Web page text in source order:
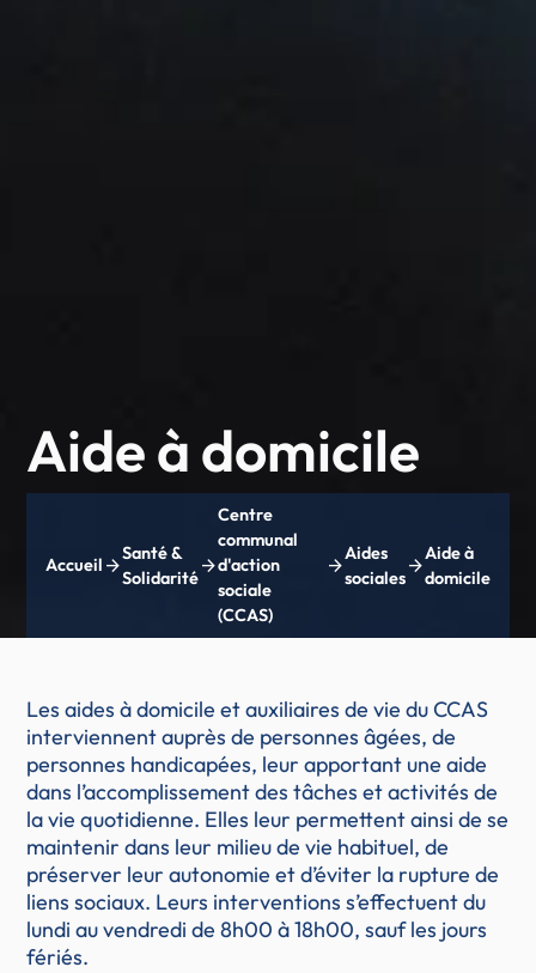
Accueil arrow_forward
Santé &
Solidaritéarrow_forward
Centre
communal
d'action
sociale
(CCAS)
arrow_forward
Aides
socialesarrow_forward
Aide à
domicile
Aide à domicile
Les aides à domicile et auxiliaires de vie du CCAS
interviennent auprès de personnes âgées, de
personnes handicapées, leur apportant une aide
dans l’accomplissement des tâches et activités de
la vie quotidienne. Elles leur permettent ainsi de se
maintenir dans leur milieu de vie habituel, de
préserver leur autonomie et d’éviter la rupture de
liens sociaux. Leurs interventions s’effectuent du
lundi au vendredi de 8h00 à 18h00, sauf les jours
fériés.